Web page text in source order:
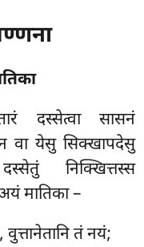
दस्सेत्वा सासनं
वा येसु सिक्खापदेसु
निक्खित्तस्स
मातिका –
तं नयं;